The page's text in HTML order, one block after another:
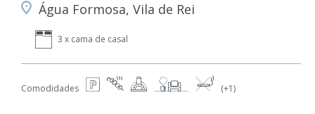
Água Formosa, Vila de Rei
3 x cama de casal
Comodidades (+1)